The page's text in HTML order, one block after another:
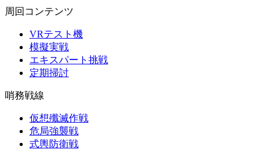
周回コンテンツ
VRテスト機
模擬実戦
エキスパート挑戦
定期掃討
哨務戦線
仮想殲滅作戦
危局強襲戦
式輿防衛戦